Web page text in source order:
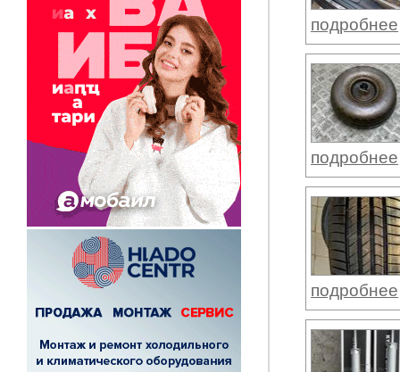
подробнее
подробнее
подробнее